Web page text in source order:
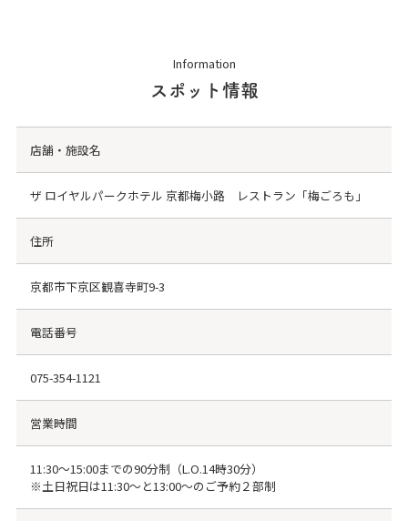
Information
スポット情報
店舗・施設名
ザ ロイヤルパークホテル 京都梅小路 レストラン「梅ごろも」
住所
京都市下京区観喜寺町9-3
電話番号
075-354-1121
営業時間
11:30～15:00までの90分制（L.O.14時30分）
※土日祝日は11:30～と13:00～のご予約２部制